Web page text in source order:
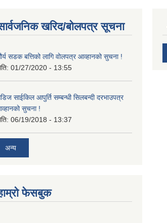
खरिद/बोलपत्र सूचना
सडक बत्तिको लागि वोलपत्र आव्हानको सुचना !
01/27/2020 - 13:55
साईकिल आपुर्ति सम्बन्धी सिलबन्दी दरभाउपत्र
सुचना !
06/19/2018 - 13:37
अन्य
फेसबुक